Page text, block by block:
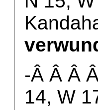
-Â Â Â
14, W